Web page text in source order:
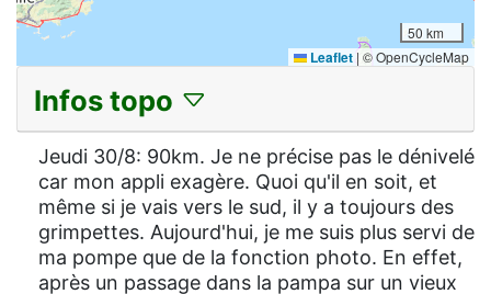
50 km
Leaflet | © OpenCycleMap
Infos topo
Jeudi 30/8: 90km. Je ne précise pas le dénivelé
car mon appli exagère. Quoi qu'il en soit, et
même si je vais vers le sud, il y a toujours des
grimpettes. Aujourd'hui, je me suis plus servi de
ma pompe que de la fonction photo. En effet,
après un passage dans la pampa sur un vieux